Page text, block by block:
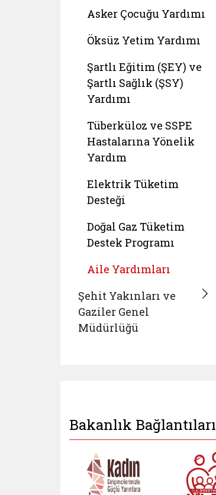
Asker Çocuğu Yardımı
Öksüz Yetim Yardımı
Şartlı Eğitim (ŞEY) ve
Şartlı Sağlık (ŞSY)
Yardımı
Tüberküloz ve SSPE
Hastalarına Yönelik
Yardım
Elektrik Tüketim
Desteği
Doğal Gaz Tüketim
Destek Programı
Aile Yardımları
Şehit Yakınları ve
Gaziler Genel
Müdürlüğü
Bakanlık Bağlantıları